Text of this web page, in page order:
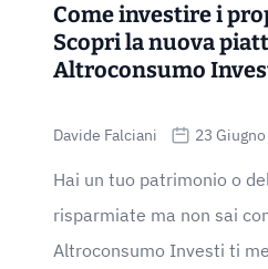
Come investire i
Scopri la nuova
Altroconsumo
Davide Falciani 23
Hai un tuo patrimonio o
risparmiate ma non sai
Altroconsumo Investi ti